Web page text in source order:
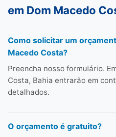
em Dom Macedo
Como solicitar um
Macedo Costa?
Preencha nosso formulário.
Costa, Bahia entrarão em
detalhados.
O orçamento é gratuito?